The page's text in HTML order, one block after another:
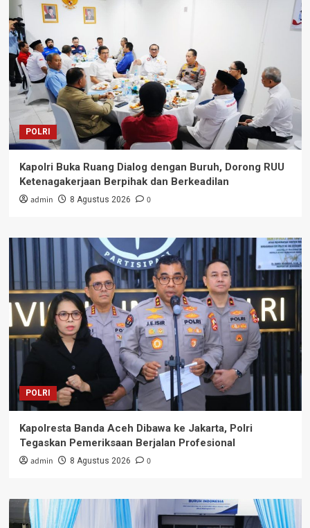
POLRI
Kapolri Buka Ruang Dialog dengan Buruh, Dorong RUU
Ketenagakerjaan Berpihak dan Berkeadilan
admin 8 Agustus 2026 0
POLRI
Kapolresta Banda Aceh Dibawa ke Jakarta, Polri
Tegaskan Pemeriksaan Berjalan Profesional
admin 8 Agustus 2026 0